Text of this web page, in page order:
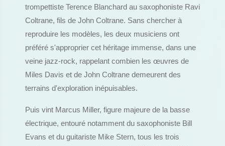
trompettiste Terence Blanchard au saxophoniste Ravi
Coltrane, fils de John Coltrane. Sans chercher à
reproduire les modèles, les deux musiciens ont
préféré s'approprier cet héritage immense, dans une
veine jazz-rock, rappelant combien les œuvres de
Miles Davis et de John Coltrane demeurent des
terrains d'exploration inépuisables.
Puis vint Marcus Miller, figure majeure de la basse
électrique, entouré notamment du saxophoniste Bill
Evans et du guitariste Mike Stern, tous les trois